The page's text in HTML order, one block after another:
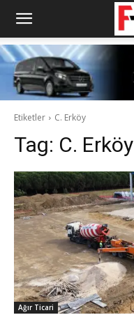
Etiketler C. Erköy
Tag: C. Erköy
Ağır Ticari